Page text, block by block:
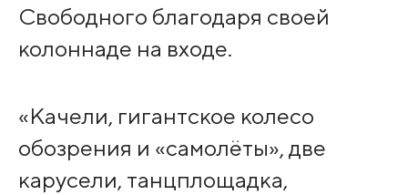
Свободного благодаря своей
колоннаде на входе.
«Качели, гигантское колесо
обозрения и «самолёты», две
карусели, танцплощадка,